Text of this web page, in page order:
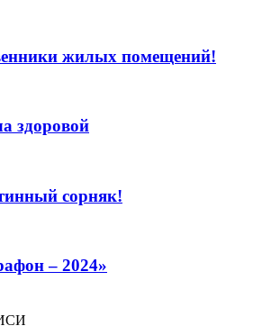
жилых помещений!
здоровой
сорняк!
– 2024»